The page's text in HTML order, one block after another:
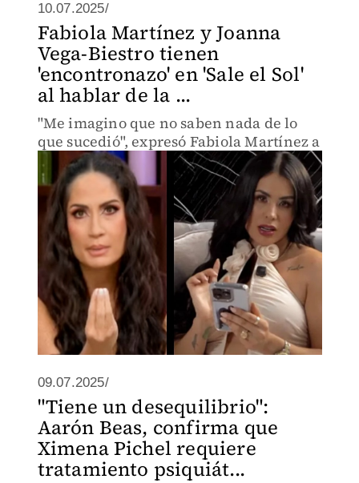
10.07.2025/
Fabiola Martínez y Joanna
Vega-Biestro tienen
'encontronazo' en 'Sale el Sol'
al hablar de la ...
"Me imagino que no saben nada de lo
que sucedió", expresó Fabiola Martínez a
09.07.2025/
"Tiene un desequilibrio":
Aarón Beas, confirma que
Ximena Pichel requiere
tratamiento psiquiát...